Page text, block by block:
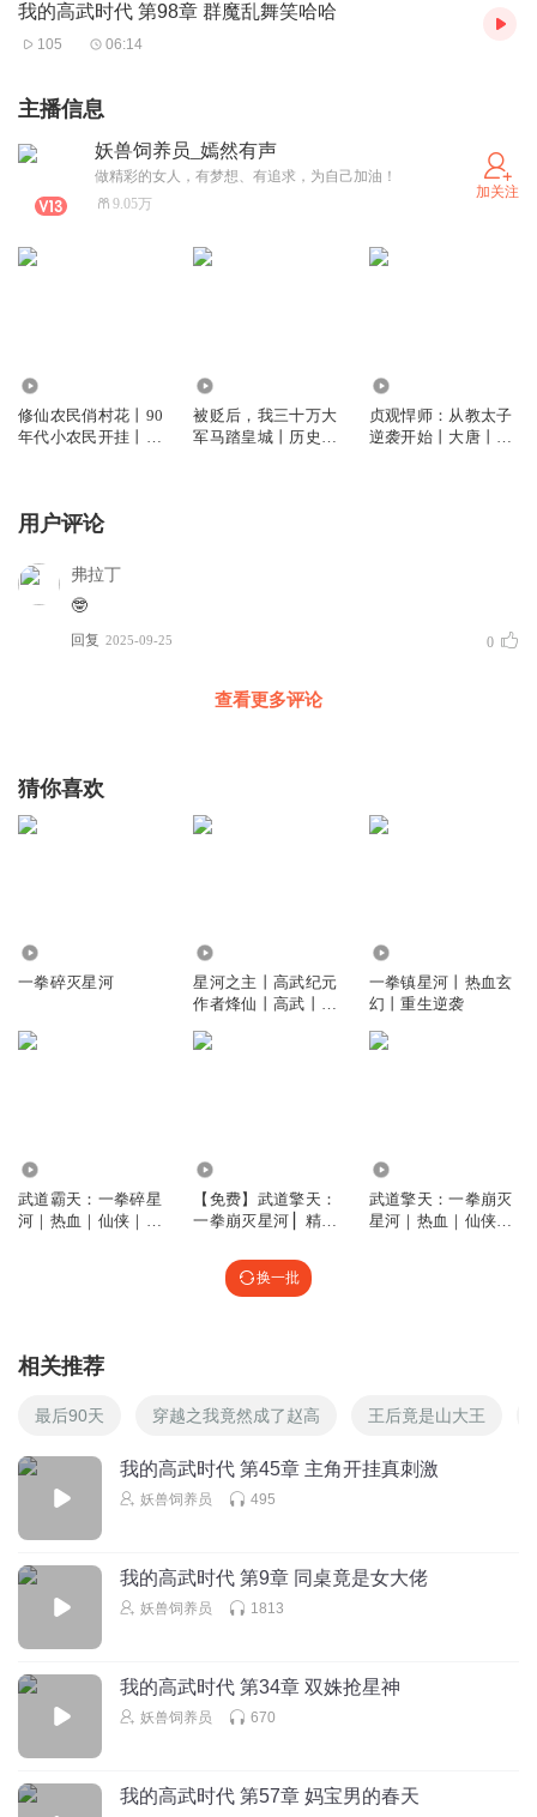
我的高武时代 第98章 群魔乱舞笑哈哈
105 06:14
主播信息
妖兽饲养员_嫣然有声
做精彩的女人，有梦想、有追求，为自己加油！
9.05万
加关注
修仙农民俏村花丨90
年代小农民开挂丨搞
被贬后，我三十万大
军马踏皇城丨历史架
贞观悍师：从教太子
逆袭开始丨大唐丨帝
用户评论
弗拉丁
🤓
回复 2025-09-25 0
查看更多评论
猜你喜欢
一拳碎灭星河
星河之主丨高武纪元
作者烽仙丨高武丨玄
一拳镇星河丨热血玄
幻丨重生逆袭
武道霸天：一拳碎星
河｜热血｜仙侠｜重
【免费】武道擎天：
一拳崩灭星河 ▏精品
武道擎天：一拳崩灭
星河｜热血｜仙侠｜
换一批
相关推荐
最后90天 穿越之我竟然成了赵高 王后竟是山大王
我的高武时代 第45章 主角开挂真刺激
妖兽饲养员 495
我的高武时代 第9章 同桌竟是女大佬
妖兽饲养员 1813
我的高武时代 第34章 双姝抢星神
妖兽饲养员 670
我的高武时代 第57章 妈宝男的春天